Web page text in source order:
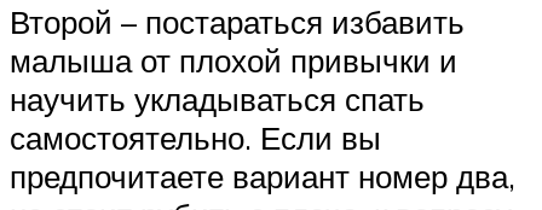
Второй – постараться избавить
малыша от плохой привычки и
научить укладываться спать
самостоятельно. Если вы
предпочитаете вариант номер два,